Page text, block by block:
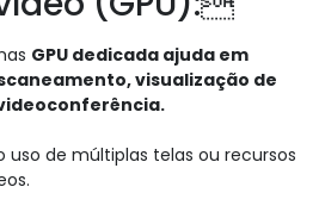
GPU dedicada ajuda em
visualização de
uso de múltiplas telas ou recursos